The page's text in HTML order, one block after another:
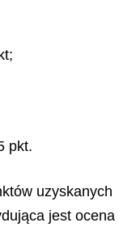
pkt.
uzyskanych
jest ocena